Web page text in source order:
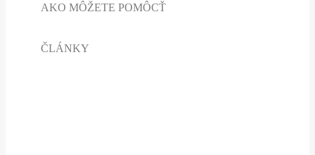
AKO MÔŽETE POMÔCŤ
ČLÁNKY